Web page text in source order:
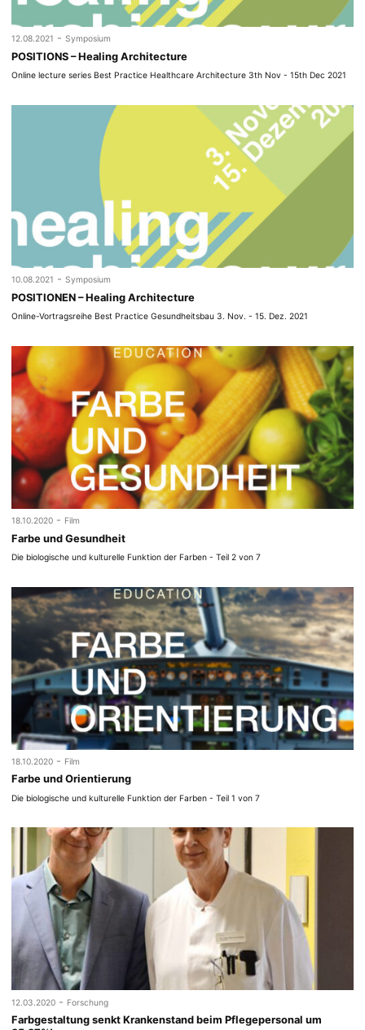
12.08.2021 - Symposium
POSITIONS – Healing Architecture
Online lecture series Best Practice Healthcare Architecture 3th Nov - 15th Dec 2021
10.08.2021 - Symposium
POSITIONEN – Healing Architecture
Online-Vortragsreihe Best Practice Gesundheitsbau 3. Nov. - 15. Dez. 2021
18.10.2020 - Film
Farbe und Gesundheit
Die biologische und kulturelle Funktion der Farben - Teil 2 von 7
18.10.2020 - Film
Farbe und Orientierung
Die biologische und kulturelle Funktion der Farben - Teil 1 von 7
12.03.2020 - Forschung
Farbgestaltung senkt Krankenstand beim Pflegepersonal um